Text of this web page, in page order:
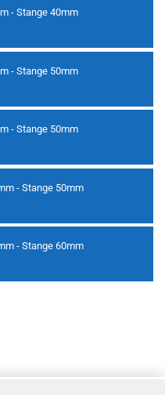
- Stange 40mm
- Stange 50mm
- Stange 50mm
- Stange 50mm
- Stange 60mm